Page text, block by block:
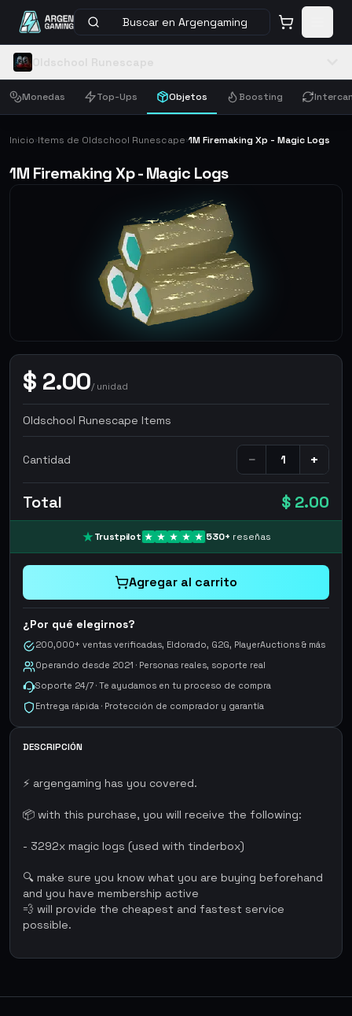
Buscar en Argengaming
Monedas Top-Ups Objetos Boosting
Inicio›Items de Oldschool Runescape›1M Firemaking Xp - Magic Logs
1M Firemaking Xp - Magic Logs
$ 2.00/unidad
Oldschool Runescape Items
Cantidad − +
Total $ 2.00
Trustpilot 530+ reseñas
Agregar al carrito
¿Por qué elegirnos?
200,000+ ventas verificadas, Eldorado, G2G, PlayerAuctions & más
Operando desde 2021 · Personas reales, soporte real
Soporte 24/7 · Te ayudamos en tu proceso de compra
Entrega rápida · Protección de comprador y garantía
DESCRIPCIÓN
⚡ argengaming has you covered.
📦 with this purchase, you will receive the following:
- 3292x magic logs (used with tinderbox)
🔍 make sure you know what you are buying beforehand
and you have membership active
💨 will provide the cheapest and fastest service
possible.